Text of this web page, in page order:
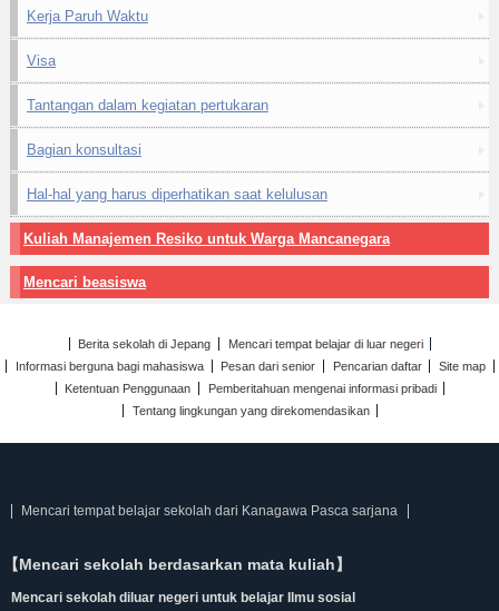
Kerja Paruh Waktu
Visa
Tantangan dalam kegiatan pertukaran
Bagian konsultasi
Hal-hal yang harus diperhatikan saat kelulusan
Kuliah Manajemen Resiko untuk Warga Mancanegara
Mencari beasiswa
Berita sekolah di Jepang
Mencari tempat belajar di luar negeri
Informasi berguna bagi mahasiswa
Pesan dari senior Pencarian daftar
Site map
Ketentuan Penggunaan
Pemberitahuan mengenai informasi pribadi
Tentang lingkungan yang direkomendasikan
Mencari tempat belajar sekolah dari Kanagawa Pasca sarjana
【Mencari sekolah berdasarkan mata kuliah】
Mencari sekolah diluar negeri untuk belajar Ilmu sosial